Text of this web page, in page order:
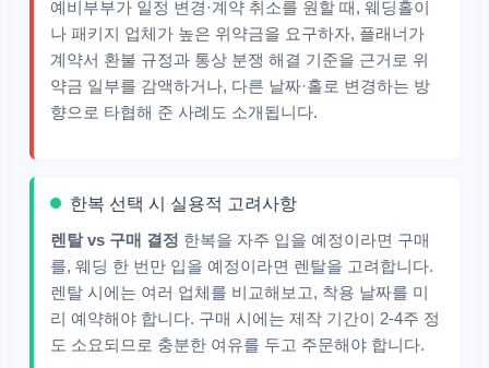
예비부부가 일정 변경·계약 취소를 원할 때, 웨딩홀이
나 패키지 업체가 높은 위약금을 요구하자, 플래너가
계약서 환불 규정과 통상 분쟁 해결 기준을 근거로 위
약금 일부를 감액하거나, 다른 날짜·홀로 변경하는 방
향으로 타협해 준 사례도 소개됩니다.
한복 선택 시 실용적 고려사항
렌탈 vs 구매 결정 한복을 자주 입을 예정이라면 구매
를, 웨딩 한 번만 입을 예정이라면 렌탈을 고려합니다.
렌탈 시에는 여러 업체를 비교해보고, 착용 날짜를 미
리 예약해야 합니다. 구매 시에는 제작 기간이 2-4주 정
도 소요되므로 충분한 여유를 두고 주문해야 합니다.